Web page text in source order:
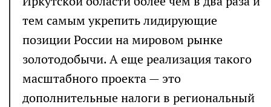
тем самым укрепить лидирующие
позиции России на мировом рынке
золотодобычи. А еще реализация такого
масштабного проекта — это
дополнительные налоги в региональный